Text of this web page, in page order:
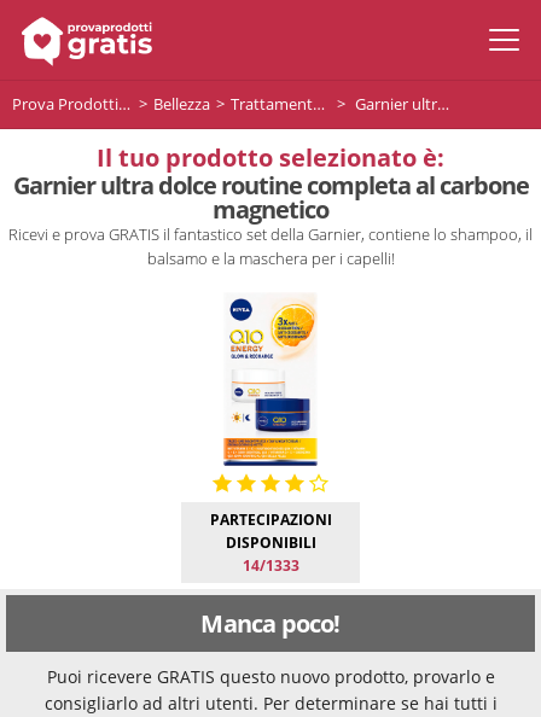
Prova Prodotti Gratis Bellezza Trattamento capelli Garnier ultra dolce routine completa al carbone magnetico
Il tuo prodotto selezionato è:
Garnier ultra dolce routine completa al carbone
magnetico
Ricevi e prova GRATIS il fantastico set della Garnier, contiene lo shampoo, il
balsamo e la maschera per i capelli!
PARTECIPAZIONI
DISPONIBILI
14/1333
Manca poco!
Puoi ricevere GRATIS questo nuovo prodotto, provarlo e
consigliarlo ad altri utenti. Per determinare se hai tutti i